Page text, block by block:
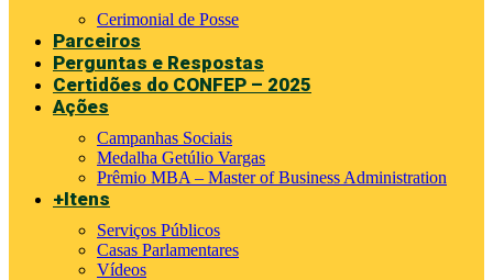
Cerimonial de Posse
Parceiros
Perguntas e Respostas
Certidões do CONFEP – 2025
Ações
Campanhas Sociais
Medalha Getúlio Vargas
Prêmio MBA – Master of Business Administration
+Itens
Serviços Públicos
Casas Parlamentares
Vídeos